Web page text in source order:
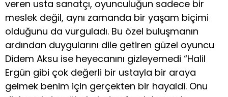
veren usta sanatçı, oyunculuğun sadece bir
meslek değil, aynı zamanda bir yaşam biçimi
olduğunu da vurguladı. Bu özel buluşmanın
ardından duygularını dile getiren güzel oyuncu
Didem Aksu ise heyecanını gizleyemedi “Halil
Ergün gibi çok değerli bir ustayla bir araya
gelmek benim için gerçekten bir hayaldi. Onu